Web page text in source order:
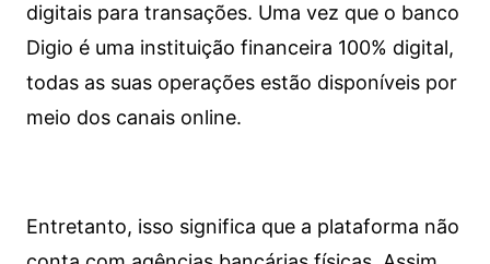
digitais para transações. Uma vez que o banco
Digio é uma instituição financeira 100% digital,
todas as suas operações estão disponíveis por
meio dos canais online.
Entretanto, isso significa que a plataforma não